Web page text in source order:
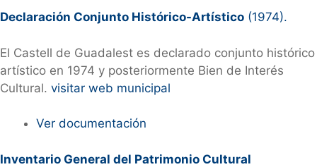
Declaración Conjunto Histórico-Artístico (1974).
El Castell de Guadalest es declarado conjunto histórico
artístico en 1974 y posteriormente Bien de Interés
Cultural. visitar web municipal
Ver documentación
Inventario General del Patrimonio Cultural